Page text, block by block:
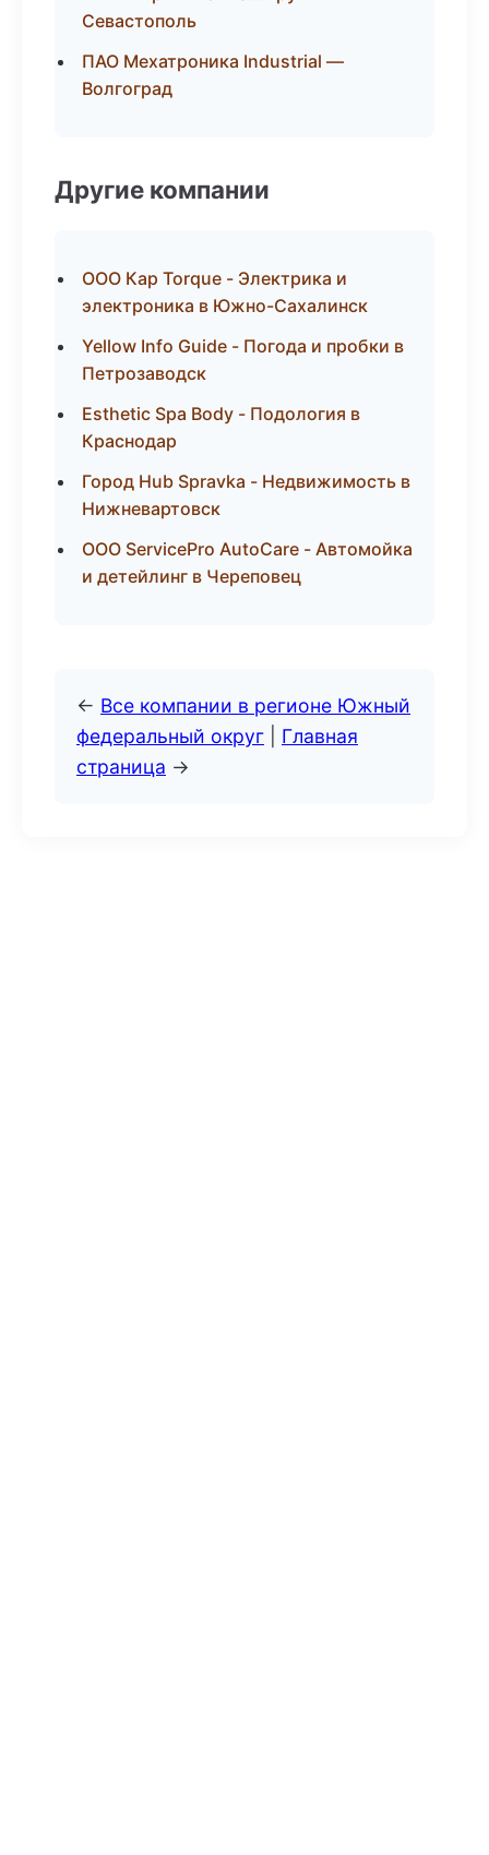
Севастополь
ПАО Мехатроника Industrial —
Волгоград
Другие компании
ООО Кар Torque - Электрика и
электроника в Южно-Сахалинск
Yellow Info Guide - Погода и пробки в
Петрозаводск
Esthetic Spa Body - Подология в
Краснодар
Город Hub Spravka - Недвижимость в
Нижневартовск
ООО ServicePro AutoCare - Автомойка
и детейлинг в Череповец
← Все компании в регионе Южный
федеральный округ
Главная
страница →